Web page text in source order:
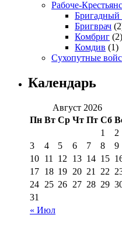
Рабоче-
Бригадный
Бригврач
Комбриг (2)
Комдив (1)
Сухопутные
Календарь
Август 2026
Пн Вт Ср Чт Пт Сб
« Июл
1
2
3
4 5 6 7 8
9
10 11 12 13 14 15
17 18 19 20 21 22
24 25 26 27 28 29
31